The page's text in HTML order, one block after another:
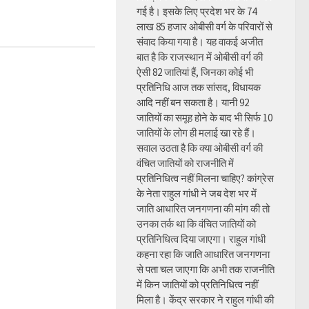
गई है। इसके लिए प्रदेश भर के 74
लाख 85 हजार ओबीसी वर्ग के परिवारों से
संवाद किया गया है। यह वाकई अजीत
बात है कि राजस्थान में ओबीसी वर्ग की
ऐसी 82 जातियां हैं, जिनका कोई भी
प्रतिनिधि आज तक सांसद, विधायक
आदि नहीं बन सकता है। यानी 92
जातियों का समूह होने के बाद भी सिर्फ 10
जातियों के लोग ही मलाई खा रहे हैं।
सवाल उठता है कि क्या ओबीसी वर्ग की
वंचित जातियों को राजनीति में
प्रतिनिधित्व नहीं मिलना चाहिए? कांग्रेस
के नेता राहुल गांधी ने जब देश भर में
जाति आधारित जनगणना की मांग की तो
उनका तर्क था कि वंचित जातियों को
प्रतिनिधित्व दिया जाएगा। राहुल गांधी
कहना रहा कि जाति आधारित जनगणना
से पता चल जाएगा कि अभी तक राजनीति
में किन जातियों को प्रतिनिधित्व नहीं
मिला है। केंद्र सरकार ने राहुल गांधी की